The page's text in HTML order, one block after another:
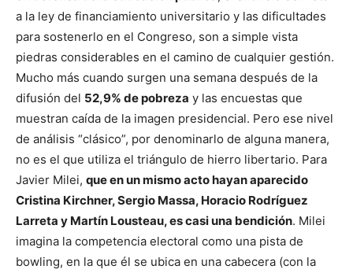
a la ley de financiamiento universitario y las dificultades
para sostenerlo en el Congreso, son a simple vista
piedras considerables en el camino de cualquier gestión.
Mucho más cuando surgen una semana después de la
difusión del 52,9% de pobreza y las encuestas que
muestran caída de la imagen presidencial. Pero ese nivel
de análisis “clásico”, por denominarlo de alguna manera,
no es el que utiliza el triángulo de hierro libertario. Para
Javier Milei, que en un mismo acto hayan aparecido
Cristina Kirchner, Sergio Massa, Horacio Rodríguez
Larreta y Martín Lousteau, es casi una bendición. Milei
imagina la competencia electoral como una pista de
bowling, en la que él se ubica en una cabecera (con la